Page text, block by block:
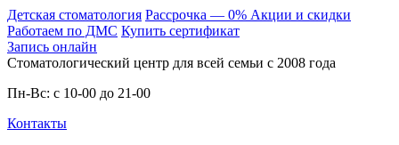
Детская стоматология Расcрочка — 0% Акции и скидки
Работаем по ДМС Купить сертификат
Запись онлайн
Стоматологический центр для всей семьи c 2008 года
Пн-Вс: с 10-00 до 21-00
Контакты